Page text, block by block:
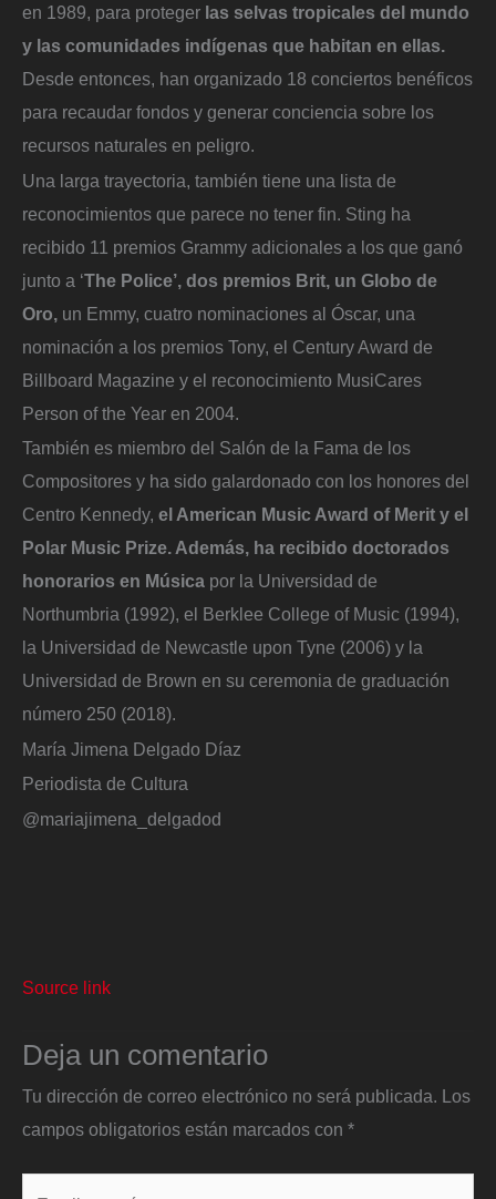
en 1989, para proteger las selvas tropicales del mundo
y las comunidades indígenas que habitan en ellas.
Desde entonces, han organizado 18 conciertos benéficos
para recaudar fondos y generar conciencia sobre los
recursos naturales en peligro.
Una larga trayectoria, también tiene una lista de
reconocimientos que parece no tener fin. Sting ha
recibido 11 premios Grammy adicionales a los que ganó
junto a ‘The Police’, dos premios Brit, un Globo de
Oro, un Emmy, cuatro nominaciones al Óscar, una
nominación a los premios Tony, el Century Award de
Billboard Magazine y el reconocimiento MusiCares
Person of the Year en 2004.
También es miembro del Salón de la Fama de los
Compositores y ha sido galardonado con los honores del
Centro Kennedy, el American Music Award of Merit y el
Polar Music Prize. Además, ha recibido doctorados
honorarios en Música por la Universidad de
Northumbria (1992), el Berklee College of Music (1994),
la Universidad de Newcastle upon Tyne (2006) y la
Universidad de Brown en su ceremonia de graduación
número 250 (2018).
María Jimena Delgado Díaz
Periodista de Cultura
@mariajimena_delgadod
Source link
Deja un comentario
Tu dirección de correo electrónico no será publicada.
Los
campos obligatorios están marcados con *